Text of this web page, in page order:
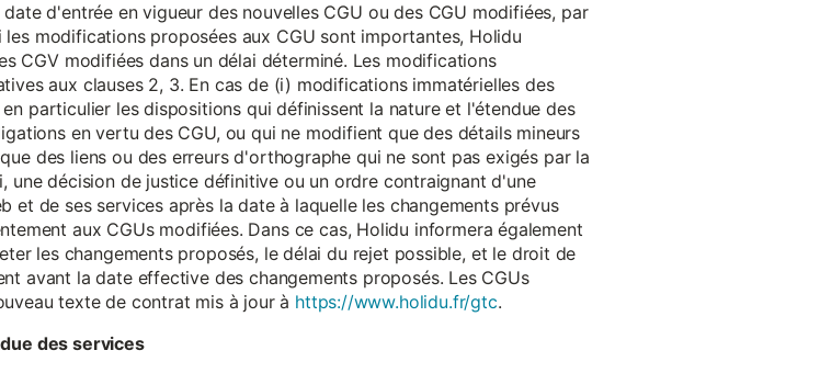
d'entrée en vigueur des nouvelles CGU ou des CGU modifiées, par
modifications proposées aux CGU sont importantes, Holidu
CGV modifiées dans un délai déterminé. Les modifications
aux clauses 2, 3. En cas de (i) modifications immatérielles des
particulier les dispositions qui définissent la nature et l'étendue des
en vertu des CGU, ou qui ne modifient que des détails mineurs
des liens ou des erreurs d'orthographe qui ne sont pas exigés par la
une décision de justice définitive ou un ordre contraignant d'une
de ses services après la date à laquelle les changements prévus
aux CGUs modifiées. Dans ce cas, Holidu informera également
les changements proposés, le délai du rejet possible, et le droit de
avant la date effective des changements proposés. Les CGUs
texte de contrat mis à jour à https://www.holidu.fr/gtc.
des services